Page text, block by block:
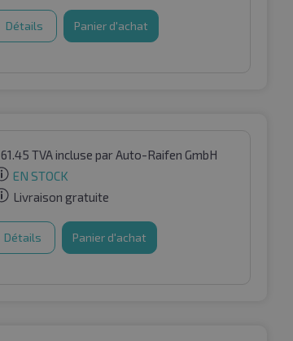
Détails Panier d'achat
61.45 TVA incluse par Auto-Raifen GmbH
EN STOCK
Livraison gratuite
Détails Panier d'achat